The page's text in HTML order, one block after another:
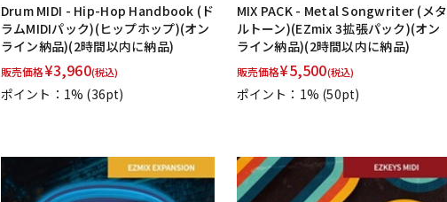
Drum MIDI - Hip-Hop Handbook (ド
ラムMIDIパック)(ヒップホップ)(オン
ライン納品)(2時間以内に納品)
販売価格¥3,960(税込)
ポイント：1% (36pt)
MIX PACK - Metal Songwriter (メタ
ルトーン)(EZmix 3拡張パック)(オン
ライン納品)(2時間以内に納品)
販売価格¥5,500(税込)
ポイント：1% (50pt)